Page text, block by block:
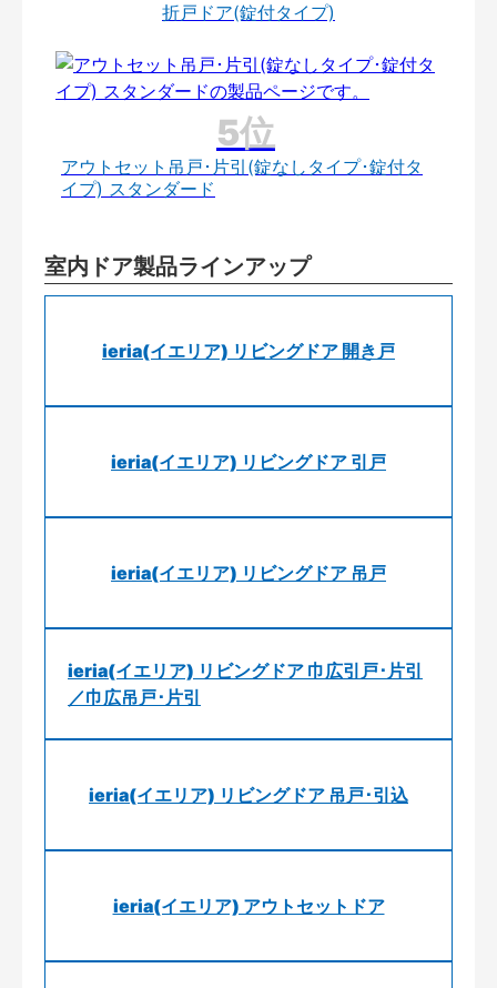
折戸ドア(錠付タイプ)
アウトセット吊戸･片引(錠なしタイプ･錠付タ
イプ) スタンダード
室内ドア製品ラインアップ
ieria(イエリア) リビングドア 開き戸
ieria(イエリア) リビングドア 引戸
ieria(イエリア) リビングドア 吊戸
ieria(イエリア) リビングドア 巾広引戸･片引
／巾広吊戸･片引
ieria(イエリア) リビングドア 吊戸･引込
ieria(イエリア) アウトセットドア